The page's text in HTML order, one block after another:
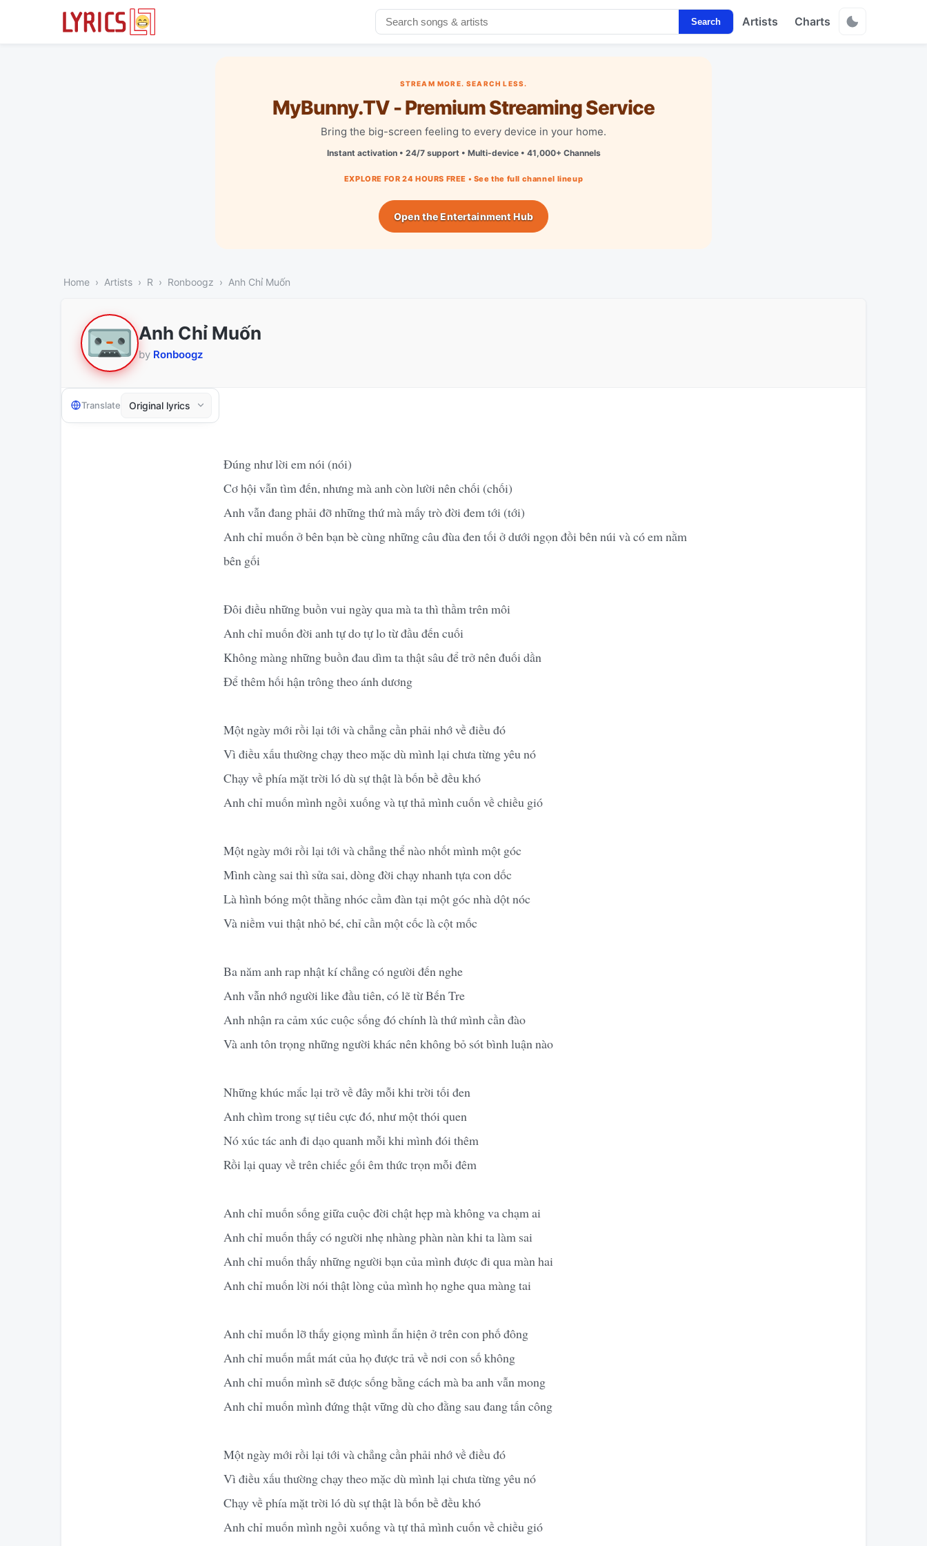
Search Artists Charts
STREAM MORE. SEARCH LESS.
MyBunny.TV - Premium Streaming Service
Bring the big-screen feeling to every device in your home.
Instant activation • 24/7 support • Multi-device • 41,000+ Channels
EXPLORE FOR 24 HOURS FREE • See the full channel lineup
Open the Entertainment Hub
Home Artists R Ronboogz Anh Chỉ Muốn
Anh Chỉ Muốn
by Ronboogz
Translate
Đúng như lời em nói (nói)
Cơ hội vẫn tìm đến, nhưng mà anh còn lười nên chối (chối)
Anh vẫn đang phải đỡ những thứ mà mấy trò đời đem tới (tới)
Anh chỉ muốn ở bên bạn bè cùng những câu đùa đen tối ở dưới ngọn đồi bên núi và có em nằm
bên gối
Đôi điều những buồn vui ngày qua mà ta thì thầm trên môi
Anh chỉ muốn đời anh tự do tự lo từ đầu đến cuối
Không màng những buồn đau dìm ta thật sâu để trở nên đuối dần
Để thêm hối hận trông theo ánh dương
Một ngày mới rồi lại tới và chẳng cần phải nhớ về điều đó
Vì điều xấu thường chạy theo mặc dù mình lại chưa từng yêu nó
Chạy về phía mặt trời ló dù sự thật là bốn bề đều khó
Anh chỉ muốn mình ngồi xuống và tự thả mình cuốn về chiều gió
Một ngày mới rồi lại tới và chẳng thể nào nhốt mình một góc
Mình càng sai thì sửa sai, dòng đời chạy nhanh tựa con dốc
Là hình bóng một thằng nhóc cầm đàn tại một góc nhà dột nóc
Và niềm vui thật nhỏ bé, chỉ cần một cốc là cột mốc
Ba năm anh rap nhật kí chẳng có người đến nghe
Anh vẫn nhớ người like đầu tiên, có lẽ từ Bến Tre
Anh nhận ra cảm xúc cuộc sống đó chính là thứ mình cần đào
Và anh tôn trọng những người khác nên không bỏ sót bình luận nào
Những khúc mắc lại trở về đây mỗi khi trời tối đen
Anh chìm trong sự tiêu cực đó, như một thói quen
Nó xúc tác anh đi dạo quanh mỗi khi mình đói thêm
Rồi lại quay về trên chiếc gối êm thức trọn mỗi đêm
Anh chỉ muốn sống giữa cuộc đời chật hẹp mà không va chạm ai
Anh chỉ muốn thấy có người nhẹ nhàng phàn nàn khi ta làm sai
Anh chỉ muốn thấy những người bạn của mình được đi qua màn hai
Anh chỉ muốn lời nói thật lòng của mình họ nghe qua màng tai
Anh chỉ muốn lỡ thấy giọng mình ẩn hiện ở trên con phố đông
Anh chỉ muốn mất mát của họ được trả về nơi con số không
Anh chỉ muốn mình sẽ được sống bằng cách mà ba anh vẫn mong
Anh chỉ muốn mình đứng thật vững dù cho đằng sau đang tấn công
Một ngày mới rồi lại tới và chẳng cần phải nhớ về điều đó
Vì điều xấu thường chạy theo mặc dù mình lại chưa từng yêu nó
Chạy về phía mặt trời ló dù sự thật là bốn bề đều khó
Anh chỉ muốn mình ngồi xuống và tự thả mình cuốn về chiều gió